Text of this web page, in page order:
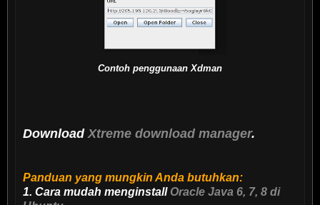
Contoh penggunaan Xdman
DownloadXtreme download manager.
Panduan yang mungkin Anda butuhkan:
1. Cara mudah menginstall Oracle Java 6, 7, 8 di